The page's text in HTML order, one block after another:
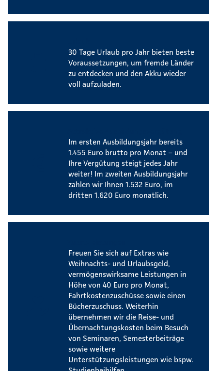
30 Tage Urlaub pro Jahr bieten beste
Voraussetzungen, um fremde Länder
zu entdecken und den Akku wieder
voll aufzuladen.
Im ersten Ausbildungsjahr bereits
1.455 Euro brutto pro Monat – und
Ihre Vergütung steigt jedes Jahr
weiter! Im zweiten Ausbildungsjahr
zahlen wir Ihnen 1.532 Euro, im
dritten 1.620 Euro monatlich.
Freuen Sie sich auf Extras wie
Weihnachts- und Urlaubsgeld,
vermögenswirksame Leistungen in
Höhe von 40 Euro pro Monat,
Fahrtkostenzuschüsse sowie einen
Bücherzuschuss. Weiterhin
übernehmen wir die Reise- und
Übernachtungskosten beim Besuch
von Seminaren, Semesterbeiträge
sowie weitere
Unterstützungsleistungen wie bspw.